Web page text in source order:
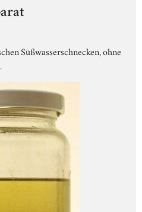
Süßwasserschnecken, ohne